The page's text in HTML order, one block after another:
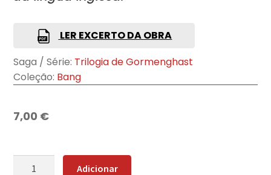
LER EXCERTO DA OBRA
Saga / Série: Trilogia de Gormenghast
Coleção: Bang
7,00 €
Quantidade
Adicionar